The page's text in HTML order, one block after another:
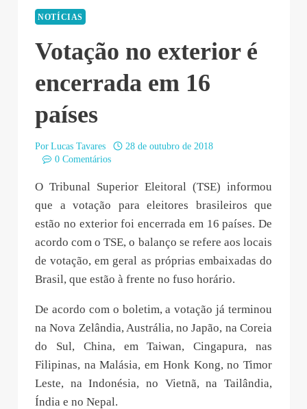
NOTÍCIAS
Votação no exterior é
encerrada em 16
países
Por Lucas Tavares
28 de outubro de 2018
0 Comentários
O Tribunal Superior Eleitoral (TSE) informou
que a votação para eleitores brasileiros que
estão no exterior foi encerrada em 16 países. De
acordo com o TSE, o balanço se refere aos locais
de votação, em geral as próprias embaixadas do
Brasil, que estão à frente no fuso horário.
De acordo com o boletim, a votação já terminou
na Nova Zelândia, Austrália, no Japão, na Coreia
do Sul, China, em Taiwan, Cingapura, nas
Filipinas, na Malásia, em Honk Kong, no Timor
Leste, na Indonésia, no Vietnã, na Tailândia,
Índia e no Nepal.